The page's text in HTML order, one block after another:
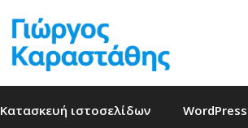
Κατασκευή ιστοσελίδων